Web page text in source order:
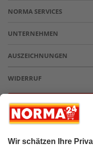
NORMA SERVICES
UNTERNEHMEN
AUSZEICHNUNGEN
WIDERRUF
Vertrag widerrufen